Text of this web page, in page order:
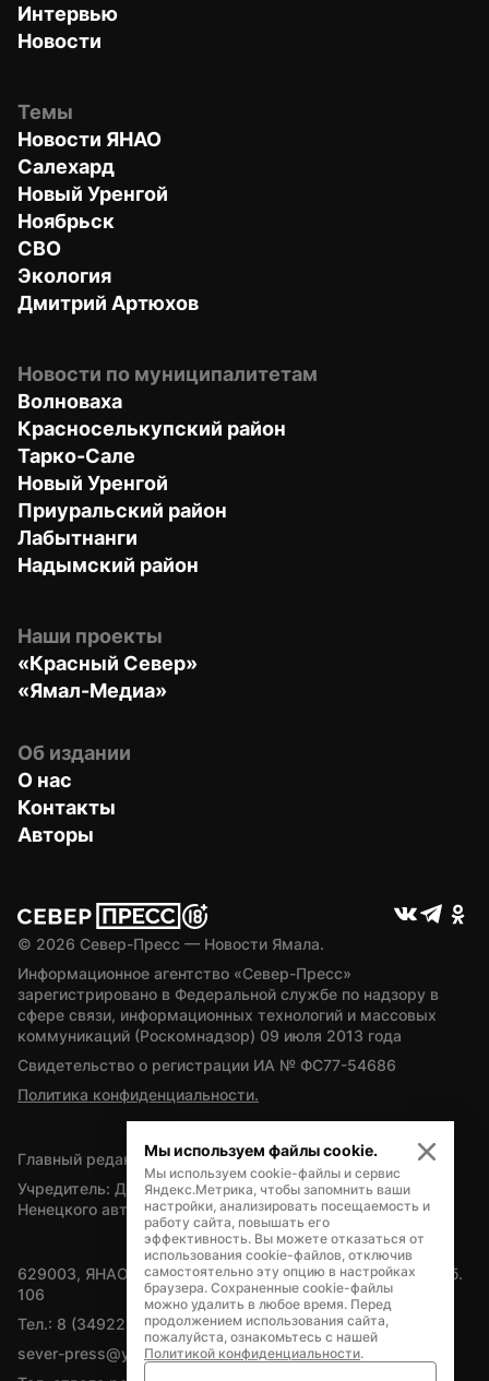
Интервью
Новости
Темы
Новости ЯНАО
Салехард
Новый Уренгой
Ноябрьск
СВО
Экология
Дмитрий Артюхов
Новости по муниципалитетам
Волноваха
Красноселькупский район
Тарко-Сале
Новый Уренгой
Приуральский район
Лабытнанги
Надымский район
Наши проекты
«Красный Север»
«Ямал-Медиа»
Об издании
О нас
Контакты
Авторы
© 2026 Север-Пресс — Новости Ямала.
Информационное агентство «Север-Пресс»
зарегистрировано в Федеральной службе по надзору в
сфере связи, информационных технологий и массовых
коммуникаций (Роскомнадзор) 09 июля 2013 года
Свидетельство о регистрации ИА № ФС77-54686
Политика конфиденциальности.
Главный редактор — А.Л. Поздеев
Учредитель: Департамент внутренней политики Ямало-
Ненецкого автономного округа
629003, ЯНАО, Салехард, мкр. Богдана Кнунянца, д.1, каб.
106
Тел.: 8 (34922) 71262
sever-press@yamal-media.ru
Мы используем файлы cookie.
Мы используем cookie-файлы и сервис
Яндекс.Метрика, чтобы запомнить ваши
настройки, анализировать посещаемость и
работу сайта, повышать его
эффективность. Вы можете отказаться от
использования cookie-файлов, отключив
самостоятельно эту опцию в настройках
браузера. Сохраненные cookie-файлы
можно удалить в любое время. Перед
продолжением использования сайта,
пожалуйста, ознакомьтесь с нашей
Политикой конфиденциальности.